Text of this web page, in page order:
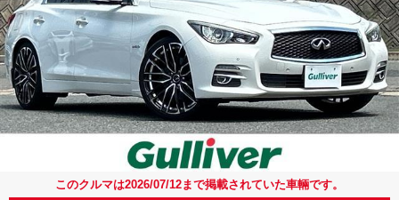
このクルマは2026/07/12まで掲載されていた車輛です。